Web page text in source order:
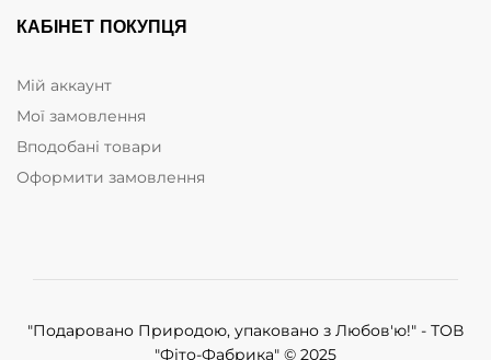
КАБІНЕТ ПОКУПЦЯ
Мій аккаунт
Мої замовлення
Вподобані товари
Оформити замовлення
"Подаровано Природою, упаковано з Любов'ю!" - ТОВ
"Фіто-Фабрика" © 2025